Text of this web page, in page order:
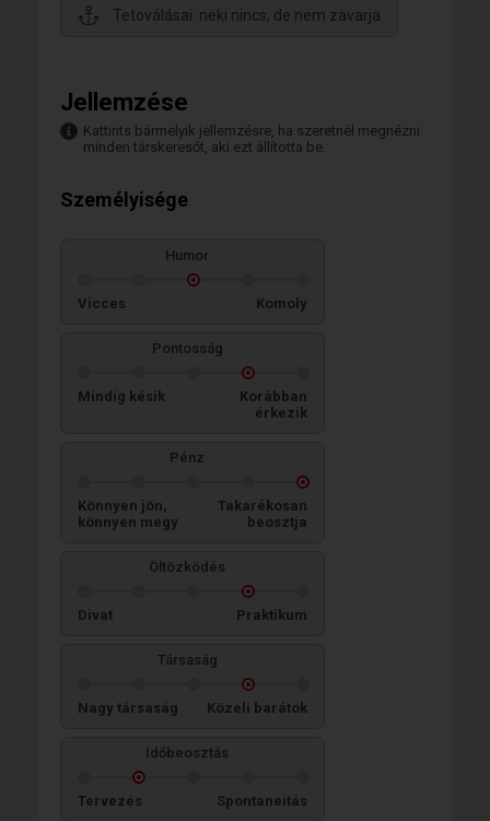
Tetoválásai: neki nincs, de nem zavarja
Jellemzése
Kattints bármelyik jellemzésre, ha szeretnél megnézni
minden társkeresőt, aki ezt állította be.
Személyisége
Humor
Vicces Komoly
Pontosság
Mindig késik
Korábban
érkezik
Pénz
Könnyen jön,
könnyen megy
Takarékosan
beosztja
Öltözködés
Divat Praktikum
Társaság
Nagy társaság Közeli barátok
Időbeosztás
Tervezés Spontaneitás